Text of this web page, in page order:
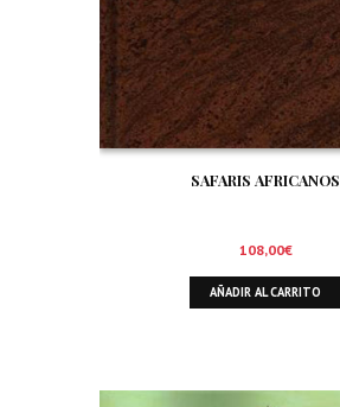
SAFARIS AFRICANOS
108,00€
AÑADIR AL CARRITO